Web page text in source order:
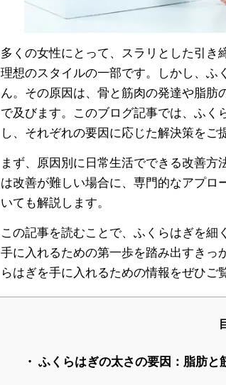
多くの女性にとって、スラリとした引き
理想のスタイルの一部です。しかし、ふ
ん。その原因は、骨と筋肉の発達や脂肪
で及びます。このブログ記事では、ふく
し、それぞれの要因に応じた解決策をご
まず、原因別に日常生活でできる改善
は改善が難しい場合に、専門的なアプロ
いても解説します。
この記事を読むことで、ふくらはぎを細
手に入れるための第一歩を踏み出すきっ
らはぎを手に入れるための情報をぜひご
ふくらはぎの太さの要因：脂肪と